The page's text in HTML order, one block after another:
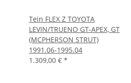
Tein FLEX Z TOYOTA
LEVIN/TRUENO GT-APEX, GT
(MCPHERSON STRUT)
1991.06-1995.04
1.309,00 € *